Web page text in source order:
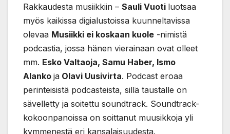
Rakkaudesta musiikkiin – Sauli Vuoti luotsaa
myös kaikissa digialustoissa kuunneltavissa
olevaa Musiikki ei koskaan kuole -nimistä
podcastia, jossa hänen vierainaan ovat olleet
mm. Esko Valtaoja, Samu Haber, Ismo
Alanko ja Olavi Uusivirta. Podcast eroaa
perinteisistä podcasteista, sillä taustalle on
sävelletty ja soitettu soundtrack. Soundtrack-
kokoonpanoissa on soittanut muusikkoja yli
kymmenestä eri kansalaisuudesta.